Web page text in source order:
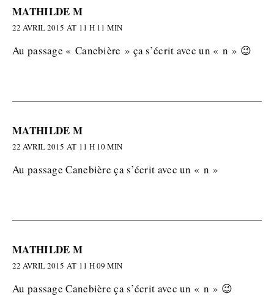
MATHILDE M
22 AVRIL 2015 AT 11 H 11 MIN
Au passage « Canebière » ça s’écrit avec un « n » 😉
MATHILDE M
22 AVRIL 2015 AT 11 H 10 MIN
Au passage Canebière ça s’écrit avec un « n »
MATHILDE M
22 AVRIL 2015 AT 11 H 09 MIN
Au passage Canebière ça s’écrit avec un « n » 😉